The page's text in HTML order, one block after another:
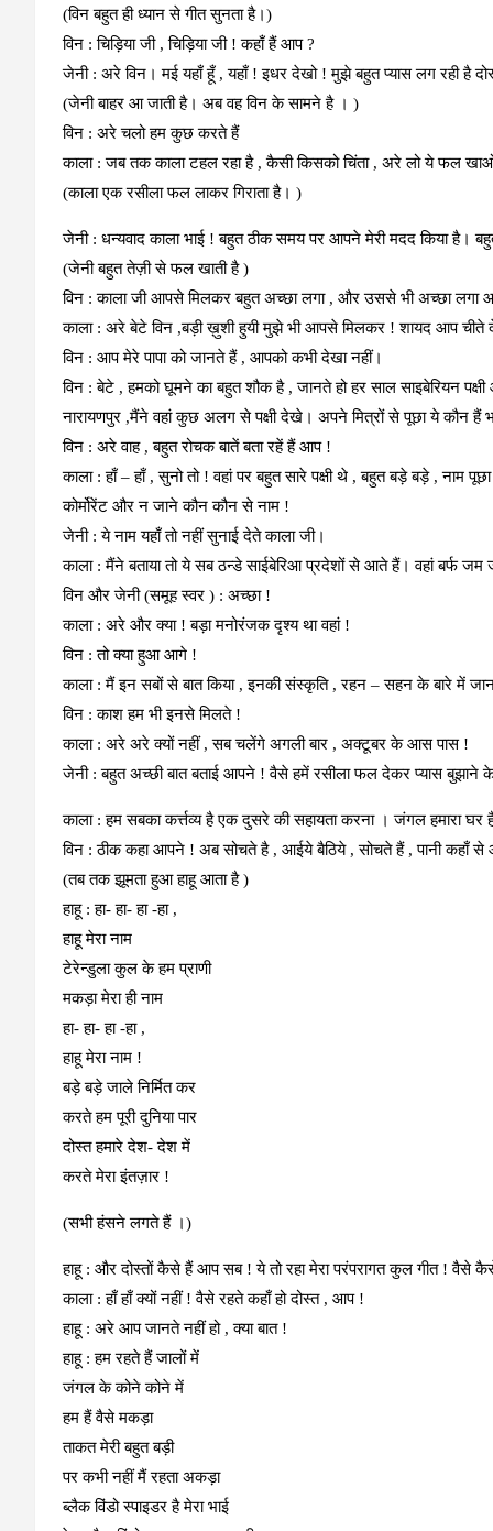
(विन बहुत ही ध्यान से गीत सुनता है।)
विन : चिड़िया जी , चिड़िया जी ! कहाँ हैं आप ?
जेनी: अरे विन। मई यहाँ हूँ , यहाँ ! इधर देखो ! मुझे बहुत प्यास लग रही है
(जेनी बाहर आ जाती है। अब वह विन के सामने है । )
विन : अरे चलो हम कुछ करते हैं
काला: जब तक काला टहल रहा है , कैसी किसको चिंता , अरे लो ये फल
(काला एक रसीला फल लाकर गिराता है। )
जेनी: धन्यवाद काला भाई ! बहुत ठीक समय पर आपने मेरी मदद किया है।
(जेनी बहुत तेज़ी से फल खाती है )
विन : काला जी आपसे मिलकर बहुत अच्छा लगा , और उससे भी अच्छा लगा
काला: अरे बेटे विन ,बड़ी ख़ुशी हुयी मुझे भी आपसे मिलकर ! शायद आप
विन : आप मेरे पापा को जानते हैं , आपको कभी देखा नहीं।
विन : बेटे , हमको घूमने का बहुत शौक है , जानते हो हर साल साइबेरियन
नारायणपुर ,मैंने वहां कुछ अलग से पक्षी देखे। अपने मित्रों से पूछा ये कौन हैं
विन : अरे वाह , बहुत रोचक बातें बता रहें हैं आप !
काला: हाँ – हाँ , सुनो तो ! वहां पर बहुत सारे पक्षी थे , बहुत बड़े बड़े , नाम
कोर्मोरेंट और न जाने कौन कौन से नाम !
जेनी : ये नाम यहाँ तो नहीं सुनाई देते काला जी।
काला : मैंने बताया तो ये सब ठन्डे साईबेरिआ प्रदेशों से आते हैं। वहां बर्फ
विन और जेनी (समूह स्वर ) : अच्छा !
काला: अरे और क्या ! बड़ा मनोरंजक दृश्य था वहां !
विन : तो क्या हुआ आगे !
काला: मैं इन सबों से बात किया , इनकी संस्कृति , रहन – सहन के बारे में
विन : काश हम भी इनसे मिलते !
काला: अरे अरे क्यों नहीं , सब चलेंगे अगली बार , अक्टूबर के आस पास !
जेनी: बहुत अच्छी बात बताई आपने ! वैसे हमें रसीला फल देकर प्यास बुझाने के
काला: हम सबका कर्त्तव्य है एक दुसरे की सहायता करना । जंगल हमारा घर
विन : ठीक कहा आपने ! अब सोचते है , आईये बैठिये , सोचते हैं , पानी कहाँ
(तब तक झूमता हुआ हाहू आता है )
हाहू: हा- हा- हा -हा ,
हाहू मेरा नाम
टेरेन्डुला कुल के हम प्राणी
मकड़ा मेरा ही नाम
हा- हा- हा -हा ,
हाहू मेरा नाम !
बड़े बड़े जाले निर्मित कर
करते हम पूरी दुनिया पार
दोस्त हमारे देश- देश में
करते मेरा इंतज़ार !
(सभी हंसने लगते हैं ।)
हाहू: और दोस्तों कैसे हैं आप सब ! ये तो रहा मेरा परंपरागत कुल गीत ! वैसे
काला: हाँ हाँ क्यों नहीं ! वैसे रहते कहाँ हो दोस्त , आप !
हाहू : अरे आप जानते नहीं हो , क्या बात !
हाहू : हम रहते हैं जालों में
जंगल के कोने कोने में
हम हैं वैसे मकड़ा
ताकत मेरी बहुत बड़ी
पर कभी नहीं मैं रहता अकड़ा
ब्लैक विंडो स्पाइडर है मेरा भाई